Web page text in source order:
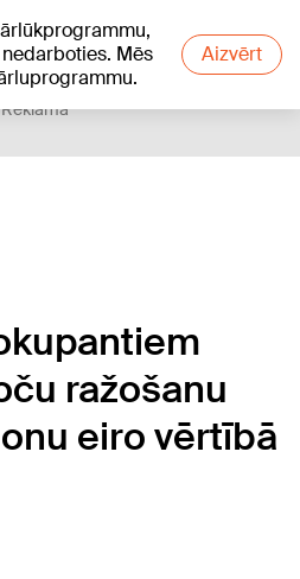
Mēs
Aizvērt
Reklāma
ražošanu
eiro vērtībā